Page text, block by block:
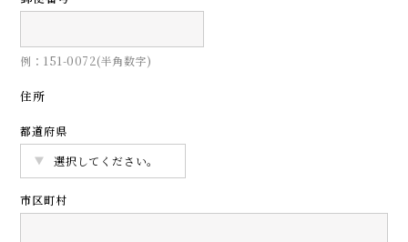
例：151-0072(半角数字)
住所
都道府県
市区町村